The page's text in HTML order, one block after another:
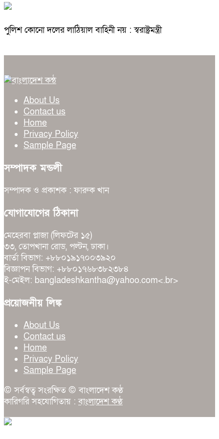
পুলিশ কোনো দলের লাঠিয়াল বাহিনী নয় : স্বরাষ্ট্রমন্ত্রী
About Us
Contact us
Home
Privacy Policy
Sample Page
সম্পাদক মন্ডলী
সম্পাদক ও প্রকাশক : ফারুক খান
যোগাযোগের ঠিকানা
মেহেরবা প্লাজা (লিফটের ১৫)
৩৩, তোপখানা রোড, পল্টন, ঢাকা।
বার্তা বিভাগ: +৮৮০১৯১৭০০৩৯২০
বিজ্ঞাপন বিভাগ: +৮৮০১৭৬৮৩৮২৩৮৪
ই-মেইল: bangladeshkantha@yahoo.com<.br>
প্রয়োজনীয় লিঙ্ক
About Us
Contact us
Home
Privacy Policy
Sample Page
© সর্বস্বত্ব সংরক্ষিত © বাংলাদেশ কণ্ঠ
কারিগরি সহযোগিতায় :বাংলাদেশ কণ্ঠ